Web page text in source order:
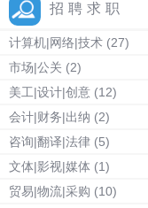
招聘求职
计算机|网络|技术 (27)
市场|公关 (2)
美工|设计|创意 (12)
会计|财务|出纳 (2)
咨询|翻译|法律 (5)
文体|影视|媒体 (1)
贸易|物流|采购 (10)